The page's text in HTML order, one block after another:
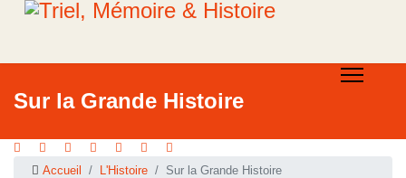
Sur la Grande Histoire
Accueil L'Histoire Sur la Grande Histoire